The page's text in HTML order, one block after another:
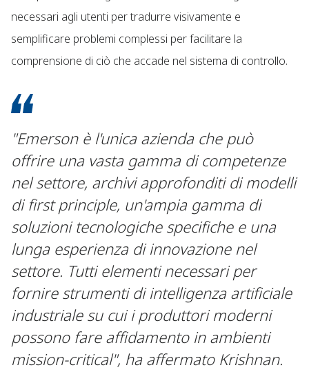
necessari agli utenti per tradurre visivamente e
semplificare problemi complessi per facilitare la
comprensione di ciò che accade nel sistema di controllo.
"Emerson è l'unica azienda che può
offrire una vasta gamma di competenze
nel settore, archivi approfonditi di modelli
di first principle, un'ampia gamma di
soluzioni tecnologiche specifiche e una
lunga esperienza di innovazione nel
settore. Tutti elementi necessari per
fornire strumenti di intelligenza artificiale
industriale su cui i produttori moderni
possono fare affidamento in ambienti
mission-critical", ha affermato Krishnan.